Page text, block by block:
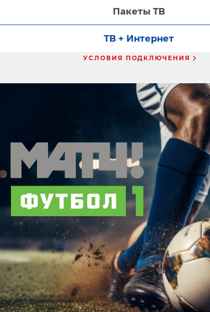
Пакеты ТВ
ТВ + Интернет
УСЛОВИЯ ПОДКЛЮЧЕНИЯ